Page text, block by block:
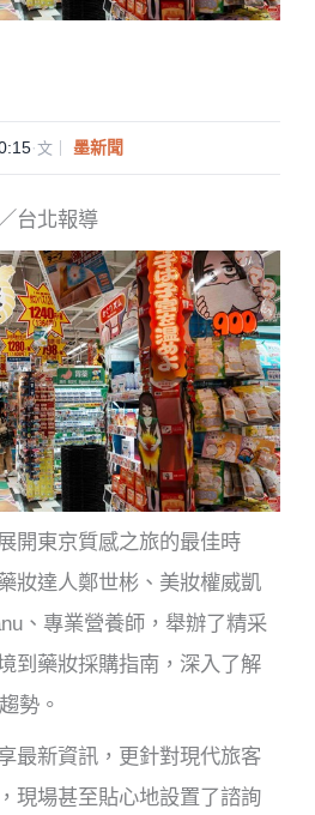
·文｜ 墨新聞
台北報導
開東京質感之旅的最佳時
妝達人鄭世彬、美妝權威凱
、專業營養師，舉辦了精采
到藥妝採購指南，深入了解
勢。
最新資訊，更針對現代旅客
現場甚至貼心地設置了諮詢